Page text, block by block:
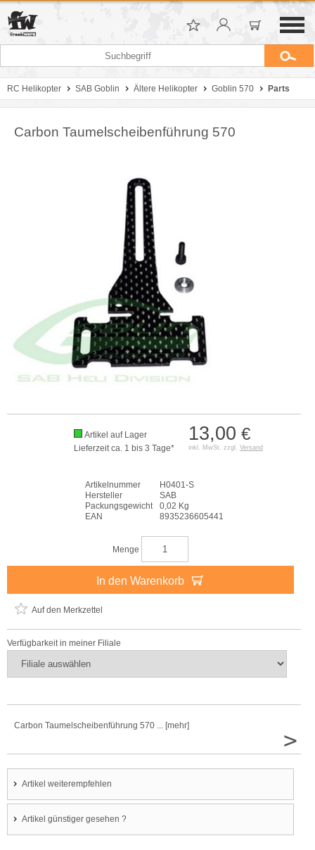
RC Helikopter SAB Goblin Ältere Helikopter Goblin 570 Parts
Carbon Taumelscheibenführung 570
13,00 €
inkl. MwSt. zzgl. Versand
Artikel auf Lager
Lieferzeit ca. 1 bis 3 Tage*
Artikelnummer
H0401-S
Hersteller
SAB
Packungsgewicht
0,02 Kg
EAN
8935236605441
Menge
In den Warenkorb
Auf den Merkzettel
Verfügbarkeit in meiner Filiale
Carbon Taumelscheibenführung 570 ... [mehr]
>
Artikel weiterempfehlen
Artikel günstiger gesehen ?